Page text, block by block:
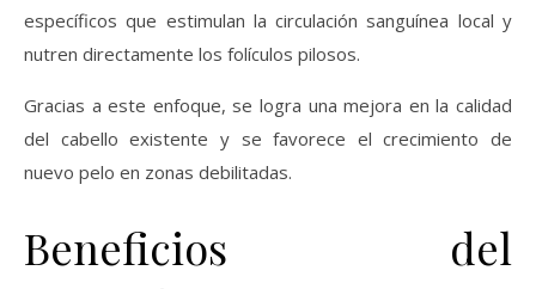
específicos que estimulan la circulación sanguínea local y
nutren directamente los folículos pilosos.
Gracias a este enfoque, se logra una mejora en la calidad
del cabello existente y se favorece el crecimiento de
nuevo pelo en zonas debilitadas.
Beneficios del